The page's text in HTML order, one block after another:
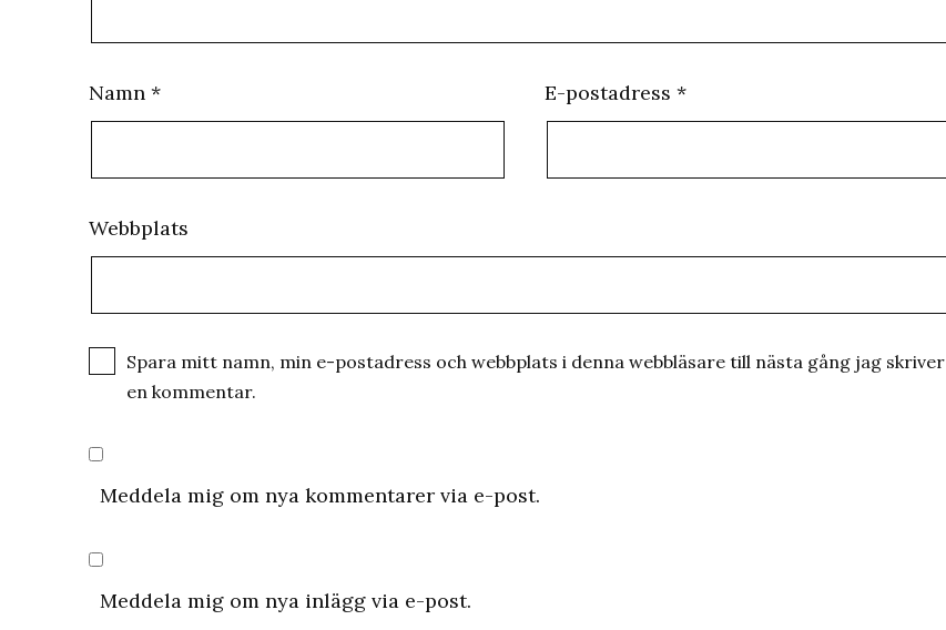
Namn * E-postadress *
Webbplats
Spara mitt namn, min e-postadress och webbplats i denna webbläsare till nästa gång jag skriver
en kommentar.
Meddela mig om nya kommentarer via e-post.
Meddela mig om nya inlägg via e-post.